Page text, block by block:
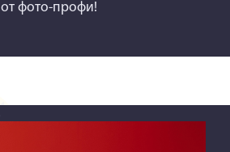
от фото-профи!